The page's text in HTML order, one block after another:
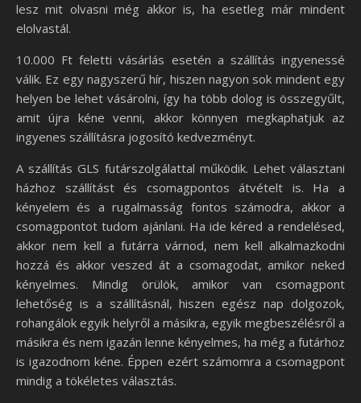
lesz mit olvasni még akkor is, ha esetleg már mindent
elolvastál.
10.000 Ft feletti vásárlás esetén a szállítás ingyenessé
válik. Ez egy nagyszerű hír, hiszen nagyon sok mindent egy
helyen be lehet vásárolni, így ha több dolog is összegyűlt,
amit újra kéne venni, akkor könnyen megkaphatjuk az
ingyenes szállításra jogosító kedvezményt.
A szállítás GLS futárszolgálattal működik. Lehet választani
házhoz szállítást és csomagpontos átvételt is. Ha a
kényelem és a rugalmasság fontos számodra, akkor a
csomagpontot tudom ajánlani. Ha ide kéred a rendelésed,
akkor nem kell a futárra várnod, nem kell alkalmazkodni
hozzá és akkor veszed át a csomagodat, amikor neked
kényelmes. Mindig örülök, amikor van csomagpont
lehetőség is a szállításnál, hiszen egész nap dolgozok,
rohangálok egyik helyről a másikra, egyik megbeszélésről a
másikra és nem igazán lenne kényelmes, ha még a futárhoz
is igazodnom kéne. Éppen ezért számomra a csomagpont
mindig a tökéletes választás.